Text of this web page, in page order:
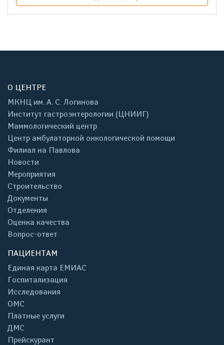
О ЦЕНТРЕ
МКНЦ им. А. С. Логинова
Институт гастроэнтерологии (ЦНИИГ)
Маммологический центр
Центр амбулаторной онкологической помощи
Филиал на Павлова
Новости
Мероприятия
Строительство
Документы
Отделения
Оценка качества
Вопрос-ответ
ПАЦИЕНТАМ
Единая карта ЕМИАС
Госпитализация
Исследования
ОМС
Платные услуги
ДМС
Прейскурант